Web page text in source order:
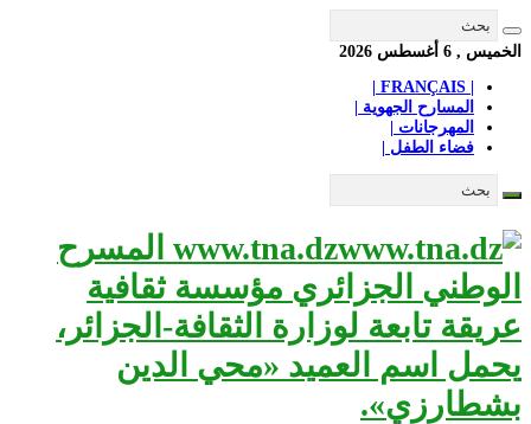
الخميس , 6 أغسطس 2026
المسارح الجهوية |
المهرجانات |
فضاء الطفل |
www.tna.dz المسرح
الوطني الجزائري مؤسسة ثقافية
عريقة تابعة لوزارة الثقافة-الجزائر،
يحمل اسم العميد «محي الدين
بشطارزي».